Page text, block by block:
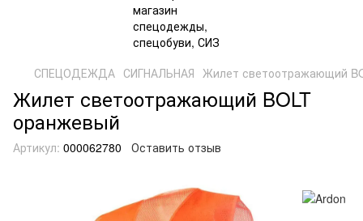
СПЕЦОДЕЖДА СИГНАЛЬНАЯ Жилет светоотражающий
Жилет светоотражающий BOLT
оранжевый
Артикул: 000062780 Оставить отзыв